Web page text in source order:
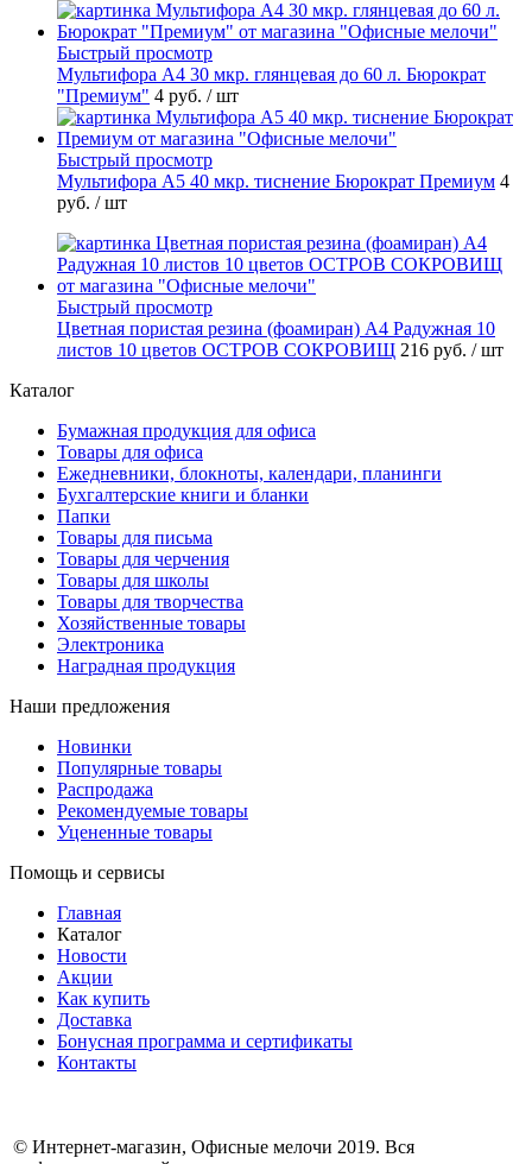
Быстрый просмотр
Мультифора А4 30 мкр. глянцевая до 60 л. Бюрократ
"Премиум" 4 руб. / шт
Быстрый просмотр
Мультифора А5 40 мкр. тиснение Бюрократ Премиум 4
руб. / шт
Быстрый просмотр
Цветная пористая резина (фоамиран) А4 Радужная 10
листов 10 цветов ОСТРОВ СОКРОВИЩ 216 руб. / шт
Каталог
Бумажная продукция для офиса
Товары для офиса
Ежедневники, блокноты, календари, планинги
Бухгалтерские книги и бланки
Папки
Товары для письма
Товары для черчения
Товары для школы
Товары для творчества
Хозяйственные товары
Электроника
Наградная продукция
Наши предложения
Новинки
Популярные товары
Распродажа
Рекомендуемые товары
Уцененные товары
Помощь и сервисы
Главная
Каталог
Новости
Акции
Как купить
Доставка
Бонусная программа и сертификаты
Контакты
© Интернет-магазин, Офисные мелочи 2019. Вся